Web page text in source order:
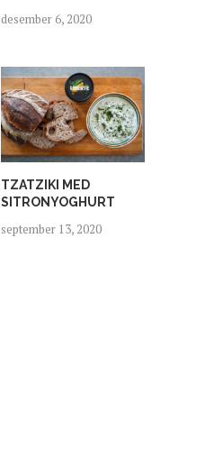
desember 6, 2020
TZATZIKI MED
SITRONYOGHURT
september 13, 2020